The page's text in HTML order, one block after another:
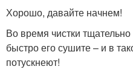
Хорошо, давайте начнем!
Во время чистки
быстро его сушите – и в
потускнеют!